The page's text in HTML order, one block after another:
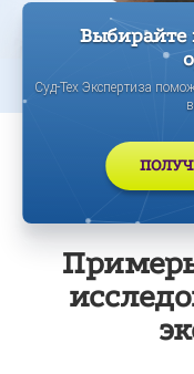
Суд-Тех Экспертиза